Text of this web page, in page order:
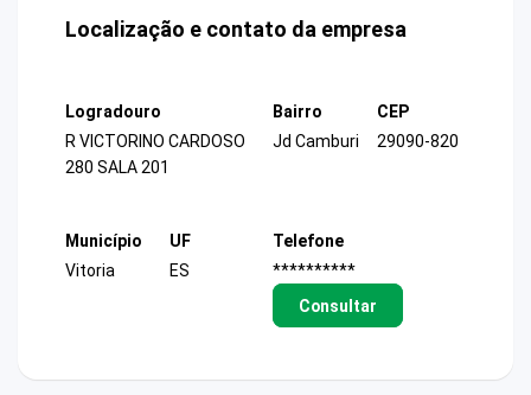
Localização e contato da empresa
Logradouro
R VICTORINO CARDOSO
280 SALA 201
Bairro
Jd Camburi
CEP
29090-820
Município
Vitoria
UF
ES
Telefone
**********
Consultar